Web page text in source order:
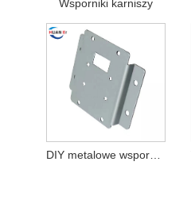
Wsporniki karniszy
DIY metalowe wsporniki półek